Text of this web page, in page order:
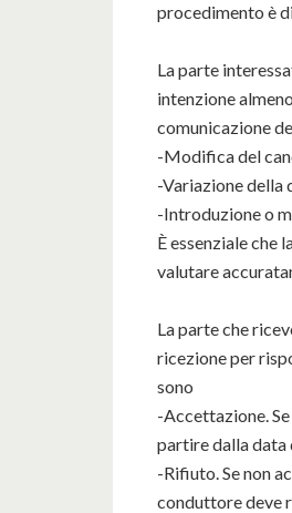
procedimento è
La parte
intenzione
comunicazione
-Modifica del
-Variazione della
-Introduzione o
È essenziale che
valutare
La parte che
ricezione per
sono
-Accettazione.
partire dalla data
-Rifiuto. Se non
conduttore deve